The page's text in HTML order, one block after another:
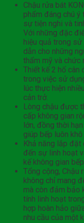
Chậu rửa bát
phẩm đáng chú ý
sự tiện nghi và
Với những đặc
hiệu quả trong
dẫn cho những
thẩm mỹ và chức
Thiết kế 2 hố cân
trong việc sử
lúc thực hiện
cản trở.
Lòng chậu được
cấp không gian
lớn, đồng thời
giúp bếp luôn khô
Khả năng lắp đặt
đến sự linh hoạt
kế không gian
Tổng cộng, Chậu
không chỉ mang
mà còn đảm bảo
tính linh hoạt
hợp hoàn hảo
nhu cầu của một